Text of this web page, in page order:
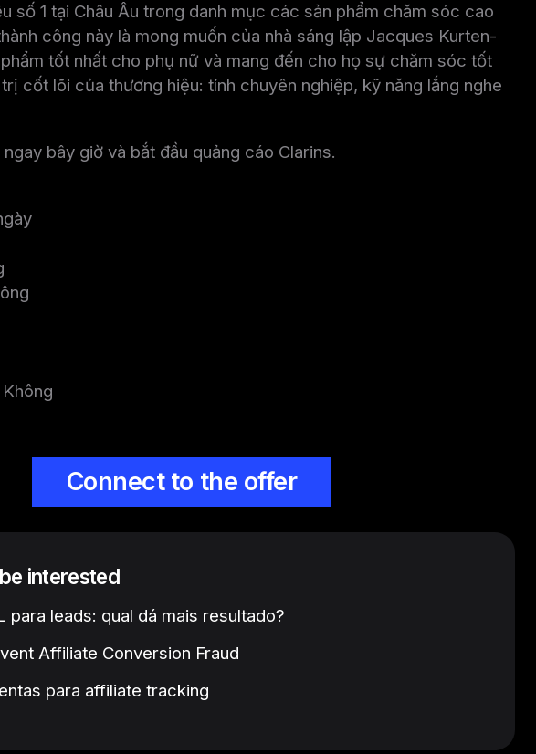
số 1 tại Châu Âu trong danh mục các sản phẩm chăm sóc cao
công này là mong muốn của nhà sáng lập Jacques Kurten-
tốt nhất cho phụ nữ và mang đến cho họ sự chăm sóc tốt
cốt lõi của thương hiệu: tính chuyên nghiệp, kỹ năng lắng nghe
bây giờ và bắt đầu quảng cáo Clarins.
Không
Connect to the offer
interested
para leads: qual dá mais resultado?
Affiliate Conversion Fraud
para affiliate tracking